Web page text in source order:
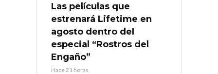
Las películas que
estrenará Lifetime en
agosto dentro del
especial “Rostros del
Engaño”
Hace 21 horas